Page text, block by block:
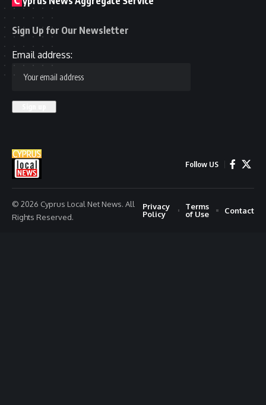
Sign Up for Our Newsletter
Email address:
Follow US
© 2026 Cyprus Local Net News. All
Rights Reserved.
Privacy
Policy
Terms
of Use
Contact